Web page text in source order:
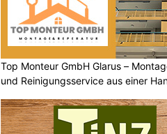
Top Monteur GmbH Glarus –
und Reinigungsservice aus einer